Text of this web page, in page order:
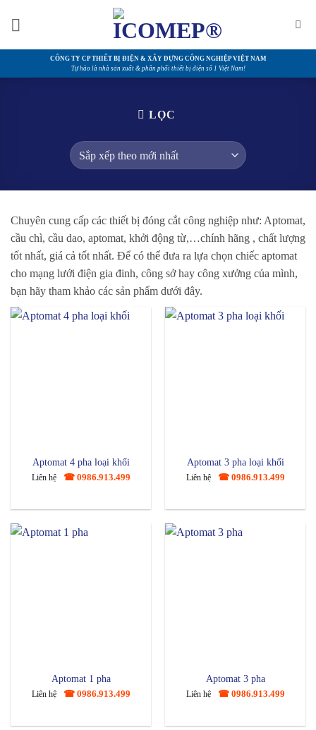
CÔNG TY CP THIẾT BỊ ĐIỆN & XÂY DỰNG CÔNG NGHIỆP VIỆT NAM
Tự hào là nhà sản xuất & phân phối thiết bị điện số 1 Việt Nam!
LỌC
Chuyên cung cấp các thiết bị đóng cắt công nghiệp như: Aptomat,
cầu chì, cầu dao, aptomat, khởi động từ,…chính hãng , chất lượng
tốt nhất, giá cả tốt nhất. Để có thể đưa ra lựa chọn chiếc aptomat
cho mạng lưới điện gia đinh, công sở hay công xưởng của mình,
bạn hãy tham khảo các sản phẩm dưới đây.
Aptomat 4 pha loại khối
Liên hệ ☎ 0986.913.499
Aptomat 3 pha loại khối
Liên hệ ☎ 0986.913.499
Aptomat 1 pha
Liên hệ ☎ 0986.913.499
Aptomat 3 pha
Liên hệ ☎ 0986.913.499